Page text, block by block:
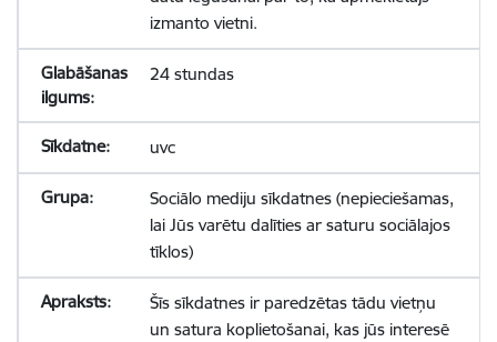
izmanto vietni.
24 stundas
uvc
Sociālo mediju sīkdatnes (nepieciešamas,
lai Jūs varētu dalīties ar saturu sociālajos
tīklos)
Šīs sīkdatnes ir paredzētas tādu vietņu
un satura koplietošanai, kas jūs interesē